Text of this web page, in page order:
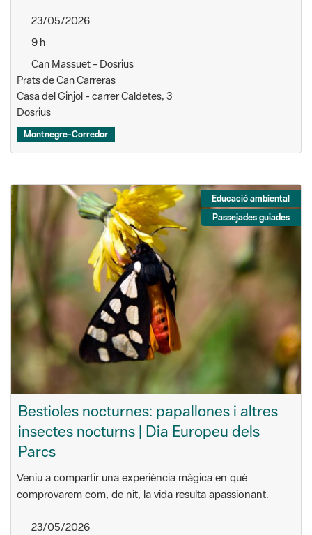
23/05/2026
9 h
Can Massuet - Dosrius
Prats de Can Carreras
Casa del Ginjol - carrer Caldetes, 3
Dosrius
Montnegre-Corredor
Educació ambiental
Passejades guiades
Bestioles nocturnes: papallones i altres
insectes nocturns | Dia Europeu dels
Parcs
Veniu a compartir una experiència màgica en què
comprovarem com, de nit, la vida resulta apassionant.
23/05/2026